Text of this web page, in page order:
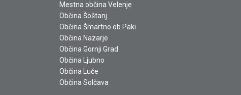
Mestna občina Velenje
Občina Šoštanj
Občina Šmartno ob Paki
Občina Nazarje
Občina Gornji Grad
Občina Ljubno
Občina Luče
Občina Solčava